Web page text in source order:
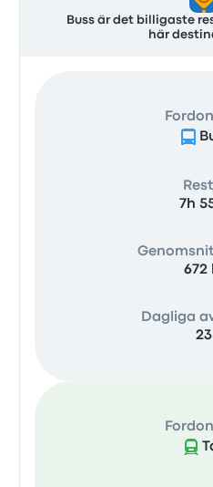
Buss är det billigaste
här
7h
672
Dagliga
23